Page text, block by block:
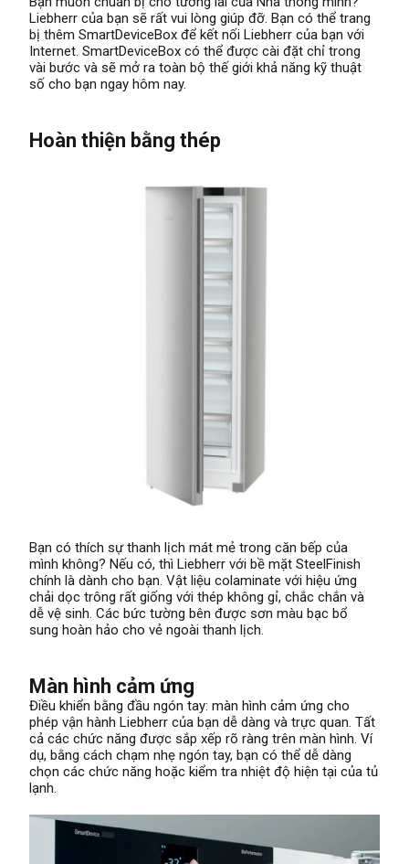
Liebherr của bạn sẽ rất vui lòng giúp đỡ. Bạn có thể trang
bị thêm SmartDeviceBox để kết nối Liebherr của bạn với
Internet. SmartDeviceBox có thể được cài đặt chỉ trong
vài bước và sẽ mở ra toàn bộ thế giới khả năng kỹ thuật
số cho bạn ngay hôm nay.
Hoàn thiện bằng thép
Bạn có thích sự thanh lịch mát mẻ trong căn bếp của
mình không? Nếu có, thì Liebherr với bề mặt SteelFinish
chính là dành cho bạn. Vật liệu colaminate với hiệu ứng
chải dọc trông rất giống với thép không gỉ, chắc chắn và
dễ vệ sinh. Các bức tường bên được sơn màu bạc bổ
sung hoàn hảo cho vẻ ngoài thanh lịch.
Màn hình cảm ứng
Điều khiển bằng đầu ngón tay: màn hình cảm ứng cho
phép vận hành Liebherr của bạn dễ dàng và trực quan. Tất
cả các chức năng được sắp xếp rõ ràng trên màn hình. Ví
dụ, bằng cách chạm nhẹ ngón tay, bạn có thể dễ dàng
chọn các chức năng hoặc kiểm tra nhiệt độ hiện tại của tủ
lạnh.